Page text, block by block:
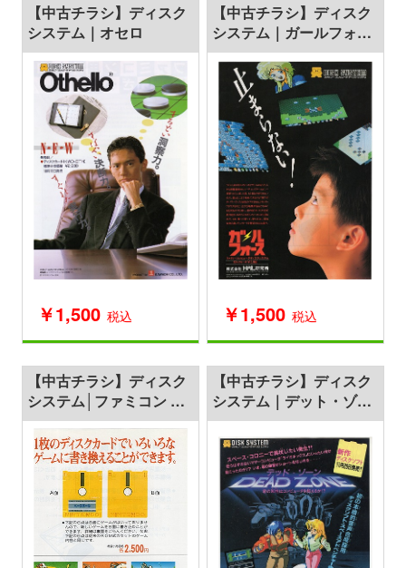
【中古チラシ】ディスク
システム｜オセロ
￥1,500 税込
【中古チラシ】ディスク
システム｜ガールフォー
ス
￥1,500 税込
【中古チラシ】ディスク
システム│ファミコン デ
ィスクシステム
【中古チラシ】ディスク
システム｜デット・ゾー
ン